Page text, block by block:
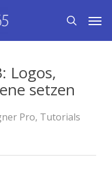
search
Logos,
setzen
Pro, Tutorials